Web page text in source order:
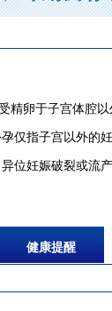
精卵于子宫体腔
仅指子宫以外的
位妊娠破裂或流
健康提醒